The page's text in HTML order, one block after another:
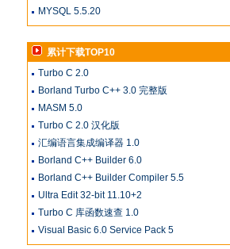
MYSQL 5.5.20
累计下载TOP10
Turbo C 2.0
Borland Turbo C++ 3.0 完整版
MASM 5.0
Turbo C 2.0 汉化版
汇编语言集成编译器 1.0
Borland C++ Builder 6.0
Borland C++ Builder Compiler 5.5
Ultra Edit 32-bit 11.10+2
Turbo C 库函数速查 1.0
Visual Basic 6.0 Service Pack 5